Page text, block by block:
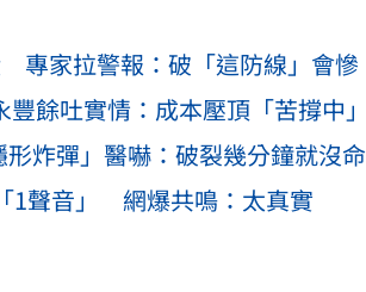
專家拉警報：破「這防線」會慘
餘吐實情：成本壓頂「苦撐中」
炸彈」醫嚇：破裂幾分鐘就沒命
1聲音」 網爆共鳴：太真實